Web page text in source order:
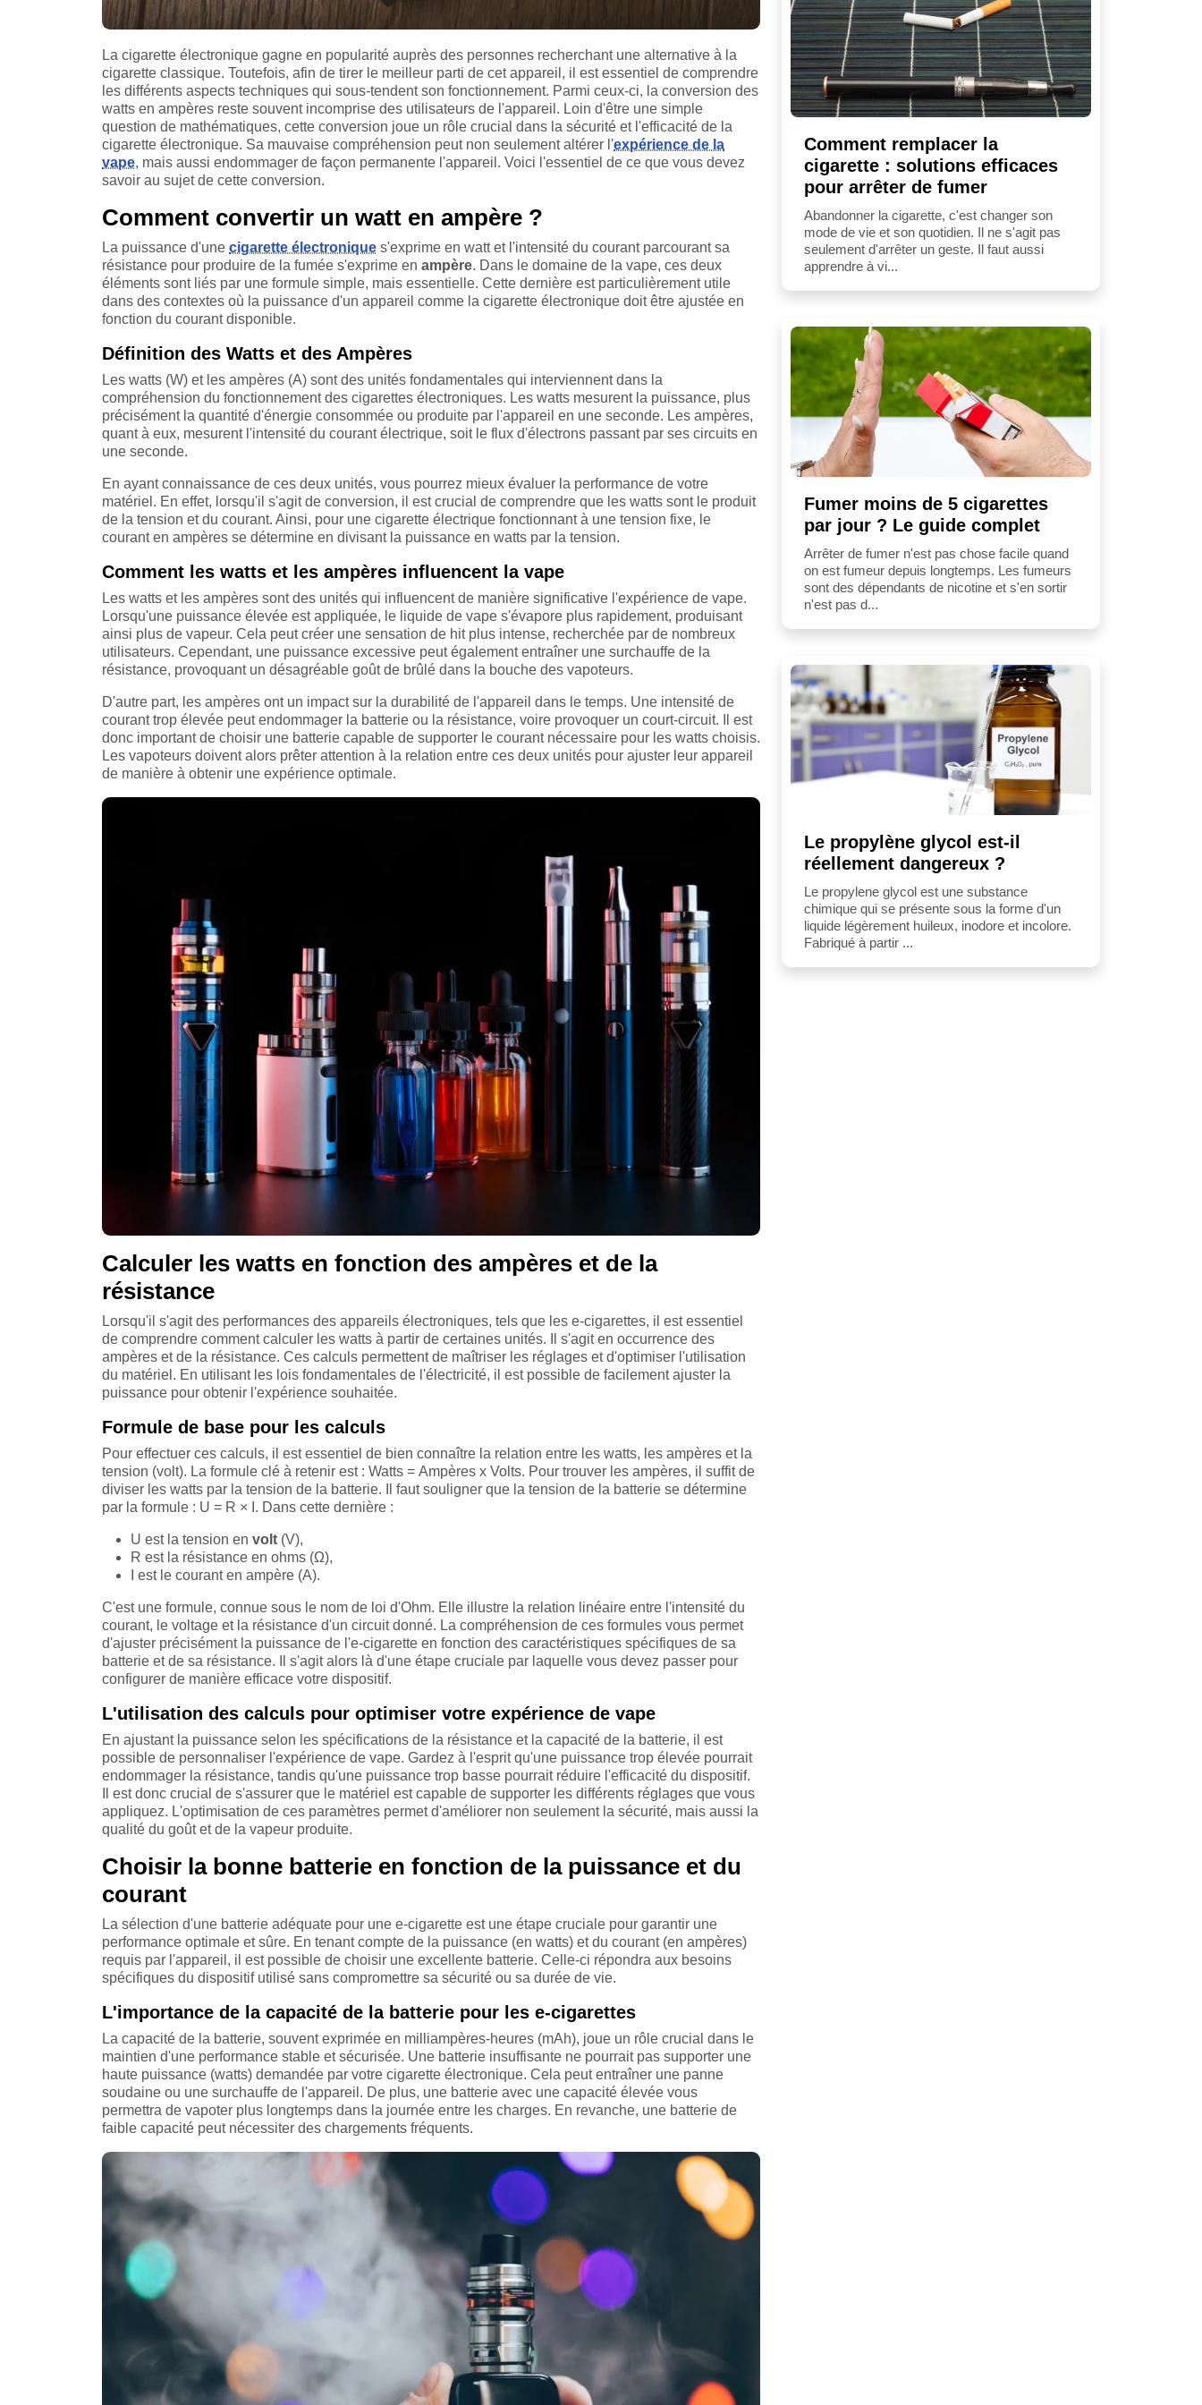
La cigarette électronique gagne en popularité auprès des personnes recherchant une alternative à la
cigarette classique. Toutefois, afin de tirer le meilleur parti de cet appareil, il est essentiel de comprendre
les différents aspects techniques qui sous-tendent son fonctionnement. Parmi ceux-ci, la conversion des
watts en ampères reste souvent incomprise des utilisateurs de l'appareil. Loin d'être une simple
question de mathématiques, cette conversion joue un rôle crucial dans la sécurité et l'efficacité de la
cigarette électronique. Sa mauvaise compréhension peut non seulement altérer l'expérience de la
vape, mais aussi endommager de façon permanente l'appareil. Voici l'essentiel de ce que vous devez
savoir au sujet de cette conversion.
Comment convertir un watt en ampère ?
La puissance d'une cigarette électronique s'exprime en watt et l'intensité du courant parcourant sa
résistance pour produire de la fumée s'exprime en ampère. Dans le domaine de la vape, ces deux
éléments sont liés par une formule simple, mais essentielle. Cette dernière est particulièrement utile
dans des contextes où la puissance d'un appareil comme la cigarette électronique doit être ajustée en
fonction du courant disponible.
Définition des Watts et des Ampères
Les watts (W) et les ampères (A) sont des unités fondamentales qui interviennent dans la
compréhension du fonctionnement des cigarettes électroniques. Les watts mesurent la puissance, plus
précisément la quantité d'énergie consommée ou produite par l'appareil en une seconde. Les ampères,
quant à eux, mesurent l'intensité du courant électrique, soit le flux d'électrons passant par ses circuits en
une seconde.
En ayant connaissance de ces deux unités, vous pourrez mieux évaluer la performance de votre
matériel. En effet, lorsqu'il s'agit de conversion, il est crucial de comprendre que les watts sont le produit
de la tension et du courant. Ainsi, pour une cigarette électrique fonctionnant à une tension fixe, le
courant en ampères se détermine en divisant la puissance en watts par la tension.
Comment les watts et les ampères influencent la vape
Les watts et les ampères sont des unités qui influencent de manière significative l'expérience de vape.
Lorsqu'une puissance élevée est appliquée, le liquide de vape s'évapore plus rapidement, produisant
ainsi plus de vapeur. Cela peut créer une sensation de hit plus intense, recherchée par de nombreux
utilisateurs. Cependant, une puissance excessive peut également entraîner une surchauffe de la
résistance, provoquant un désagréable goût de brûlé dans la bouche des vapoteurs.
D'autre part, les ampères ont un impact sur la durabilité de l'appareil dans le temps. Une intensité de
courant trop élevée peut endommager la batterie ou la résistance, voire provoquer un court-circuit. Il est
donc important de choisir une batterie capable de supporter le courant nécessaire pour les watts choisis.
Les vapoteurs doivent alors prêter attention à la relation entre ces deux unités pour ajuster leur appareil
de manière à obtenir une expérience optimale.
Calculer les watts en fonction des ampères et de la
résistance
Lorsqu'il s'agit des performances des appareils électroniques, tels que les e-cigarettes, il est essentiel
de comprendre comment calculer les watts à partir de certaines unités. Il s'agit en occurrence des
ampères et de la résistance. Ces calculs permettent de maîtriser les réglages et d'optimiser l'utilisation
du matériel. En utilisant les lois fondamentales de l'électricité, il est possible de facilement ajuster la
puissance pour obtenir l'expérience souhaitée.
Formule de base pour les calculs
Pour effectuer ces calculs, il est essentiel de bien connaître la relation entre les watts, les ampères et la
tension (volt). La formule clé à retenir est : Watts = Ampères x Volts. Pour trouver les ampères, il suffit de
diviser les watts par la tension de la batterie. Il faut souligner que la tension de la batterie se détermine
par la formule : U = R × I. Dans cette dernière :
U est la tension en volt (V),
R est la résistance en ohms (Ω),
I est le courant en ampère (A).
C'est une formule, connue sous le nom de loi d'Ohm. Elle illustre la relation linéaire entre l'intensité du
courant, le voltage et la résistance d'un circuit donné. La compréhension de ces formules vous permet
d'ajuster précisément la puissance de l'e-cigarette en fonction des caractéristiques spécifiques de sa
batterie et de sa résistance. Il s'agit alors là d'une étape cruciale par laquelle vous devez passer pour
configurer de manière efficace votre dispositif.
L'utilisation des calculs pour optimiser votre expérience de vape
En ajustant la puissance selon les spécifications de la résistance et la capacité de la batterie, il est
possible de personnaliser l'expérience de vape. Gardez à l'esprit qu'une puissance trop élevée pourrait
endommager la résistance, tandis qu'une puissance trop basse pourrait réduire l'efficacité du dispositif.
Il est donc crucial de s'assurer que le matériel est capable de supporter les différents réglages que vous
appliquez. L'optimisation de ces paramètres permet d'améliorer non seulement la sécurité, mais aussi la
qualité du goût et de la vapeur produite.
Choisir la bonne batterie en fonction de la puissance et du
courant
La sélection d'une batterie adéquate pour une e-cigarette est une étape cruciale pour garantir une
performance optimale et sûre. En tenant compte de la puissance (en watts) et du courant (en ampères)
requis par l'appareil, il est possible de choisir une excellente batterie. Celle-ci répondra aux besoins
spécifiques du dispositif utilisé sans compromettre sa sécurité ou sa durée de vie.
L'importance de la capacité de la batterie pour les e-cigarettes
La capacité de la batterie, souvent exprimée en milliampères-heures (mAh), joue un rôle crucial dans le
maintien d'une performance stable et sécurisée. Une batterie insuffisante ne pourrait pas supporter une
haute puissance (watts) demandée par votre cigarette électronique. Cela peut entraîner une panne
soudaine ou une surchauffe de l'appareil. De plus, une batterie avec une capacité élevée vous
permettra de vapoter plus longtemps dans la journée entre les charges. En revanche, une batterie de
faible capacité peut nécessiter des chargements fréquents.
Comment remplacer la
cigarette : solutions efficaces
pour arrêter de fumer
Abandonner la cigarette, c'est changer son
mode de vie et son quotidien. Il ne s'agit pas
seulement d'arrêter un geste. Il faut aussi
apprendre à vi...
Fumer moins de 5 cigarettes
par jour ? Le guide complet
Arrêter de fumer n'est pas chose facile quand
on est fumeur depuis longtemps. Les fumeurs
sont des dépendants de nicotine et s'en sortir
n'est pas d...
Le propylène glycol est-il
réellement dangereux ?
Le propylene glycol est une substance
chimique qui se présente sous la forme d'un
liquide légèrement huileux, inodore et incolore.
Fabriqué à partir ...